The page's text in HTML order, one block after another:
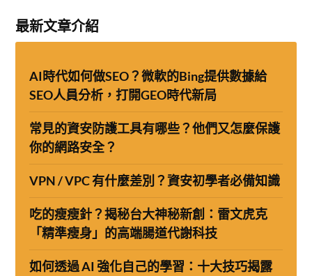
最新文章介紹
AI時代如何做SEO？微軟的Bing提供數據給
SEO人員分析，打開GEO時代新局
常見的資安防護工具有哪些？他們又怎麼保護
你的網路安全？
VPN / VPC 有什麼差別？資安初學者必備知識
吃的瘦瘦針？揭秘台大神秘新創：雷文虎克
「精準瘦身」的高端腸道代謝科技
如何透過 AI 強化自己的學習：十大技巧揭露